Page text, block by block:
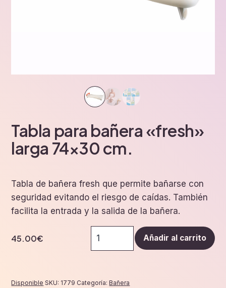
Tabla para bañera «fresh»
larga 74×30 cm.
Tabla de bañera fresh que permite bañarse con
seguridad evitando el riesgo de caídas. También
facilita la entrada y la salida de la bañera.
45.00€
para
larga
Añadir al carrito
Disponible SKU: 1779 Categoría:Bañera